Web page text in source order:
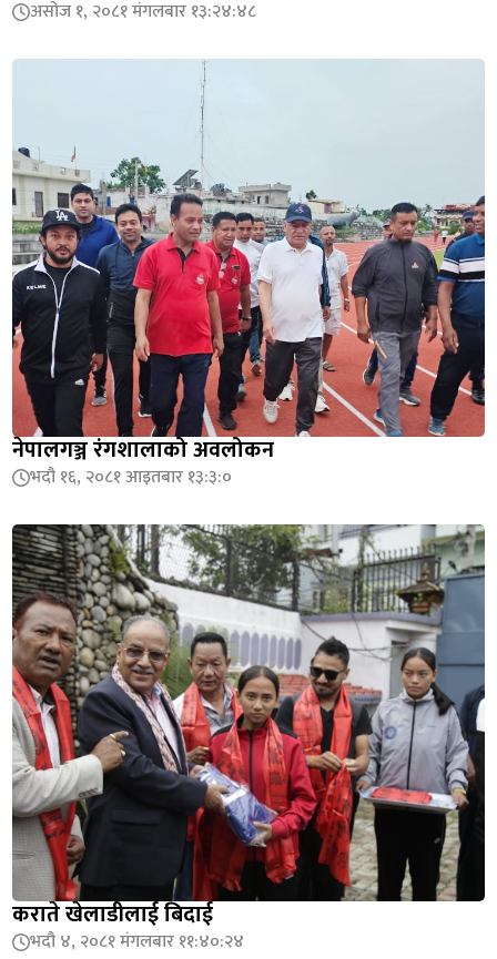
असोज १, २०८१ मंगलबार १३:२४:४८
नेपालगञ्ज रंगशालाको अवलोकन
भदौ १६, २०८१ आइतबार १३:३:०
कराते खेलाडीलाई बिदाई
भदौ ४, २०८१ मंगलबार ११:४०:२४